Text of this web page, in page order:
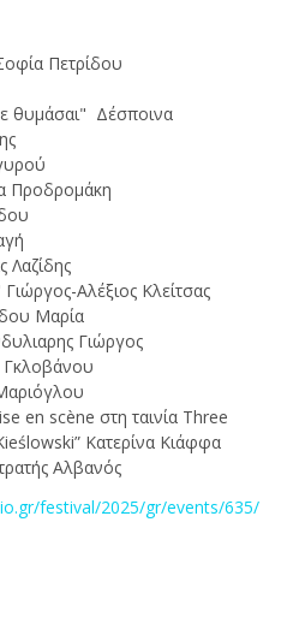
Πετρίδου
θυμάσαι" Δέσποινα
Προδρομάκη
Λαζίδης
Αλέξιος Κλείτσας
Μαρία
Γιώργος
Γκλοβάνου
en scène στη ταινία Three
Κατερίνα Κιάφφα
Αλβανός
festival/2025/gr/events/635/